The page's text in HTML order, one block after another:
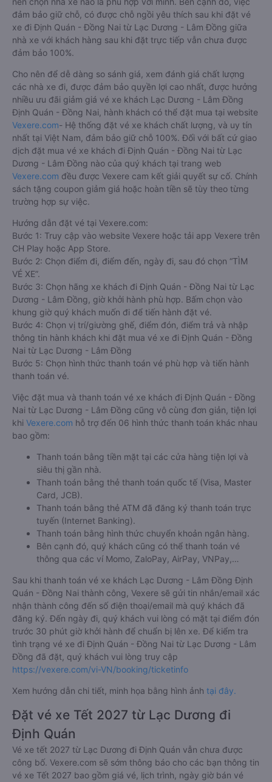
đảm bảo giữ chỗ, có được chỗ ngồi yêu thích sau khi đặt vé
xe đi Định Quán - Đồng Nai từ Lạc Dương - Lâm Đồng giữa
nhà xe với khách hàng sau khi đặt trực tiếp vẫn chưa được
đảm bảo 100%.
Cho nên để dễ dàng so sánh giá, xem đánh giá chất lượng
các nhà xe đi, được đảm bảo quyền lợi cao nhất, được hưởng
nhiều ưu đãi giảm giá vé xe khách Lạc Dương - Lâm Đồng
Định Quán - Đồng Nai, hành khách có thể đặt mua tại website
Vexere.com- Hệ thống đặt vé xe khách chất lượng, và uy tín
nhất tại Việt Nam, đảm bảo giữ chỗ 100%. Đối với bất cứ giao
dịch đặt mua vé xe khách đi Định Quán - Đồng Nai từ Lạc
Dương - Lâm Đồng nào của quý khách tại trang web
Vexere.com đều được Vexere cam kết giải quyết sự cố. Chính
sách tặng coupon giảm giá hoặc hoàn tiền sẽ tùy theo từng
trường hợp sự việc.
Hướng dẫn đặt vé tại Vexere.com:
Bước 1: Truy cập vào website Vexere hoặc tải app Vexere trên
CH Play hoặc App Store.
Bước 2: Chọn điểm đi, điểm đến, ngày đi, sau đó chọn “TÌM
VÉ XE”.
Bước 3: Chọn hãng xe khách đi Định Quán - Đồng Nai từ Lạc
Dương - Lâm Đồng, giờ khởi hành phù hợp. Bấm chọn vào
khung giờ quý khách muốn đi để tiến hành đặt vé.
Bước 4: Chọn vị trí/giường ghế, điểm đón, điểm trả và nhập
thông tin hành khách khi đặt mua vé xe đi Định Quán - Đồng
Nai từ Lạc Dương - Lâm Đồng
Bước 5: Chọn hình thức thanh toán vé phù hợp và tiến hành
thanh toán vé.
Việc đặt mua và thanh toán vé xe khách đi Định Quán - Đồng
Nai từ Lạc Dương - Lâm Đồng cũng vô cùng đơn giản, tiện lợi
khi Vexere.com hỗ trợ đến 06 hình thức thanh toán khác nhau
bao gồm:
Thanh toán bằng tiền mặt tại các cửa hàng tiện lợi và
siêu thị gần nhà.
Thanh toán bằng thẻ thanh toán quốc tế (Visa, Master
Card, JCB).
Thanh toán bằng thẻ ATM đã đăng ký thanh toán trực
tuyến (Internet Banking).
Thanh toán bằng hình thức chuyển khoản ngân hàng.
Bên cạnh đó, quý khách cũng có thể thanh toán vé
thông qua các ví Momo, ZaloPay, AirPay, VNPay,…
Sau khi thanh toán vé xe khách Lạc Dương - Lâm Đồng Định
Quán - Đồng Nai thành công, Vexere sẽ gửi tin nhắn/email xác
nhận thành công đến số điện thoại/email mà quý khách đã
đăng ký. Đến ngày đi, quý khách vui lòng có mặt tại điểm đón
trước 30 phút giờ khởi hành để chuẩn bị lên xe. Để kiểm tra
tình trạng vé xe đi Định Quán - Đồng Nai từ Lạc Dương - Lâm
Đồng đã đặt, quý khách vui lòng truy cập
https://vexere.com/vi-VN/booking/ticketinfo
Xem hướng dẫn chi tiết, minh họa bằng hình ảnh tại đây.
Đặt vé xe Tết 2027 từ Lạc Dương đi
Định Quán
Vé xe tết 2027 từ Lạc Dương đi Định Quán vẫn chưa được
công bố. Vexere.com sẽ sớm thông báo cho các bạn thông tin
vé xe Tết 2027 bao gồm giá vé, lịch trình, ngày giờ bán vé